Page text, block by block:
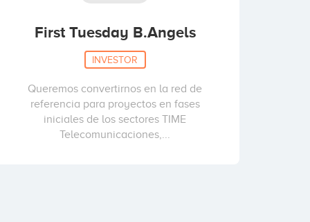
First Tuesday B.Angels
INVESTOR
Queremos convertirnos en la red de
referencia para proyectos en fases
iniciales de los sectores TIME
Telecomunicaciones,...